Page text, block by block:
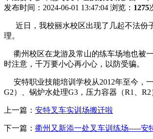
发布时间：2024-06-01 13:47:04 浏览： 1275
近日，我校丽水校区出现了几起不法份
理。
衢州校区在龙游及常山的练车场地也被
时注意，千万要小心再小心，以防受骗。
安特职业技能培训学校从2012年至今，
G2）、锅炉水处理G3，压力容器（R1、
上一篇： 安特叉车实训场搬迁啦
下一篇： 衢州又新添一处叉车训练场-----安